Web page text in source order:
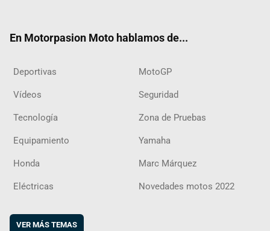
En Motorpasion Moto hablamos de...
Deportivas MotoGP
Vídeos Seguridad
Tecnología Zona de Pruebas
Equipamiento Yamaha
Honda Marc Márquez
Eléctricas Novedades motos 2022
VER MÁS TEMAS